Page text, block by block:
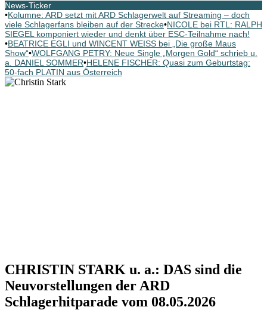
News-Ticker
•Kolumne: ARD setzt mit ARD Schlagerwelt auf Streaming – doch
viele Schlagerfans bleiben auf der Strecke•NICOLE bei RTL: RALPH
SIEGEL komponiert wieder und denkt über ESC-Teilnahme nach!
•BEATRICE EGLI und WINCENT WEISS bei „Die große Maus
Show“•WOLFGANG PETRY: Neue Single „Morgen Gold“ schrieb u.
a. DANIEL SOMMER•HELENE FISCHER: Quasi zum Geburtstag:
50-fach PLATIN aus Österreich
CHRISTIN STARK u. a.: DAS sind die
Neuvorstellungen der ARD
Schlagerhitparade vom 08.05.2026